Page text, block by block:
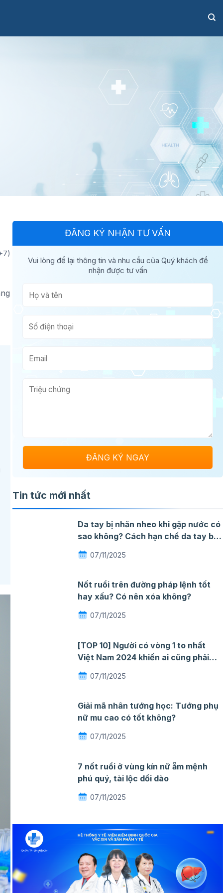
ĐĂNG KÝ NHẬN TƯ VẤN
Vui lòng để lại thông tin và nhu cầu của Quý khách để
nhận được tư vấn
Tin tức mới nhất
Da tay bị nhăn nheo khi gặp nước có
sao không? Cách hạn chế da tay bị
nhăn khi gặp nước
07/11/2025
Nốt ruồi trên đường pháp lệnh tốt
hay xấu? Có nên xóa không?
07/11/2025
[TOP 10] Người có vòng 1 to nhất
Việt Nam 2024 khiến ai cũng phải
ngỡ ngàng mê đắm
07/11/2025
Giải mã nhân tướng học: Tướng phụ
nữ mu cao có tốt không?
07/11/2025
7 nốt ruồi ở vùng kín nữ ẵm mệnh
phú quý, tài lộc dồi dào
07/11/2025